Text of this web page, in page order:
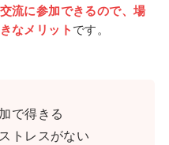
流に参加できるので、場
なメリット です。
で得きる
トレスがない